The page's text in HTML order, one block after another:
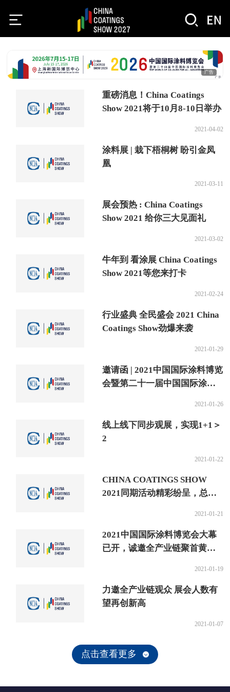
广告
重磅消息！China Coatings
Show 2021将于10月8-10日举办
2021-04-02
涂料展 | 栽下梧桐树 盼引金凤
凰
2021-03-11
展会预热 : China Coatings
Show 2021 给你三大见面礼
2021-03-02
牛年到 看涂展 China Coatings
Show 2021等您来打卡
2021-02-24
行业盛典 全民盛会 2021 China
Coatings Show劲爆来袭
2021-01-29
邀请函 | 2021中国国际涂料博览
会暨第二十一届中国国际涂料
2021-01-26
线上线下同步观展，实现1+1＞
2
2021-01-22
CHINA COATINGS SHOW
2021同期活动精彩纷呈，总有
2021-01-21
2021中国国际涂料博览会大幕
已开，诚邀全产业链聚首黄浦
2021-01-19
力邀全产业链观众 展会人数有
望再创新高
2021-01-07
点击查看更多